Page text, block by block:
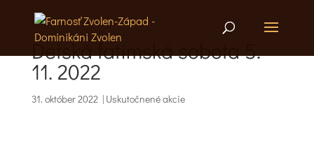
Detská fatimská sobota 5.
11. 2022
31. október 2022| Uskutočnené akcie